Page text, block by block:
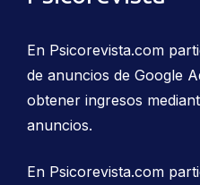
En Psicorevista.com
de anuncios de Google
obtener ingresos
anuncios.
En Psicorevista.com